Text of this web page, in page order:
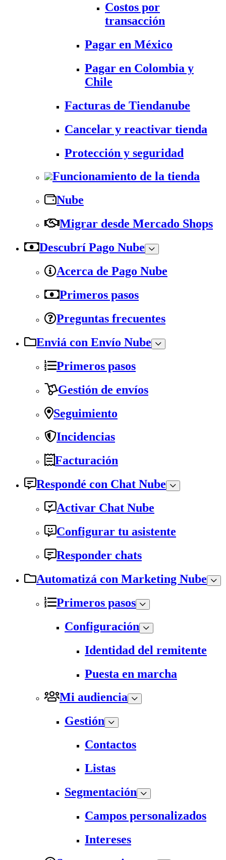
Costos por
transacción
Pagar en México
Pagar en Colombia y
Chile
Facturas de Tiendanube
Cancelar y reactivar tienda
Protección y seguridad
Funcionamiento de la tienda
Nube
Migrar desde Mercado Shops
Descubrí Pago Nube
Acerca de Pago Nube
Primeros pasos
Preguntas frecuentes
Enviá con Envío Nube
Primeros pasos
Gestión de envíos
Seguimiento
Incidencias
Facturación
Respondé con Chat Nube
Activar Chat Nube
Configurar tu asistente
Responder chats
Automatizá con Marketing Nube
Primeros pasos
Configuración
Identidad del remitente
Puesta en marcha
Mi audiencia
Gestión
Contactos
Listas
Segmentación
Campos personalizados
Intereses